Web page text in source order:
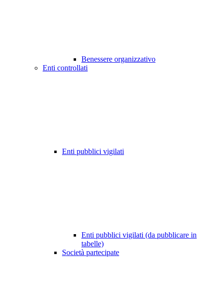
Benessere organizzativo
Enti controllati
Enti pubblici vigilati
Enti pubblici vigilati (da pubblicare in
tabelle)
Società partecipate